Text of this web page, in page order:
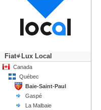
Fiat+/- Lux Local
Canada
Québec
Baie-Saint-Paul
Gaspé
La Malbaie